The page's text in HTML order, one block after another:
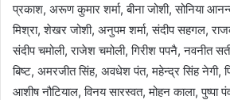
प्रकाश, अरूण कुमार शर्मा, बीना जोशी, सोनिया
मिश्रा, शेखर जोशी, अनुपम शर्मा, संदीप सहगल,
संदीप चमोली, राजेश चमोली, गिरीश पपनै, नवनीत
बिष्ट, अमरजीत सिंह, अवधेश पंत, महेन्द्र सिंह नेगी,
आशीष नौटियाल, विनय सारस्वत, मोहन काला, पुष्पा